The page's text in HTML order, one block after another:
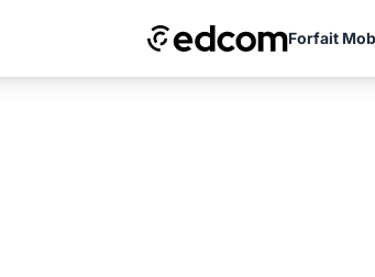
Forfait